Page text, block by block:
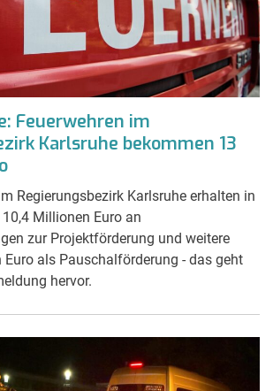
Feuerwehren im
Karlsruhe bekommen 13
Regierungsbezirk Karlsruhe erhalten in
Millionen Euro an
zur Projektförderung und weitere
als Pauschalförderung - das geht
hervor.